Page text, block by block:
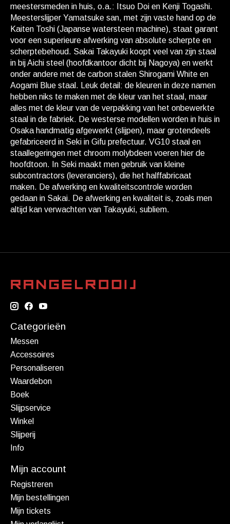
meestersmeden in huis, o.a.: Itsuo Doi en Kenji Togashi.
Meesterslijper Yamatsuke san, met zijn vaste hand op de
Kaiten Toshi (Japanse watersteen machine), staat garant
voor een superieure afwerking van absolute scherpte en
scherptebehoud. Sakai Takayuki koopt veel van zijn staal
in bij Aichi steel (hoofdkantoor dicht bij Nagoya) en werkt
onder andere met de carbon stalen Shirogami White en
Aogami Blue staal. Leuk detail: de kleuren in deze namen
hebben niks te maken met de kleur van het staal, maar
alles met de kleur van de verpakking van het onbewerkte
staal in de fabriek. De westerse modellen worden in huis in
Osaka handmatig afgewerkt (slijpen), maar grotendeels
gefabriceerd in Seki in Gifu prefectuur. VG10 staal en
staallegeringen met chroom molybdeen voeren hier de
hoofdtoon. In Seki maakt men gebruik van kleine
subcontractors (leveranciers), die het halffabricaat
maken. De afwerking en kwaliteitscontrole worden
gedaan in Sakai. De afwerking en kwaliteit is, zoals men
altijd kan verwachten van Takayuki, subliem.
Categorieën
Messen
Accessoires
Personaliseren
Waardebon
Boek
Slijpservice
Winkel
Slijperij
Info
Mijn account
Registreren
Mijn bestellingen
Mijn tickets